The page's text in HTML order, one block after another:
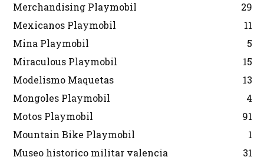
Merchandising Playmobil
29
Mexicanos Playmobil
11
Mina Playmobil
5
Miraculous Playmobil
15
Modelismo Maquetas
13
Mongoles Playmobil
4
Motos Playmobil
91
Mountain Bike Playmobil
1
Museo historico militar valencia
31